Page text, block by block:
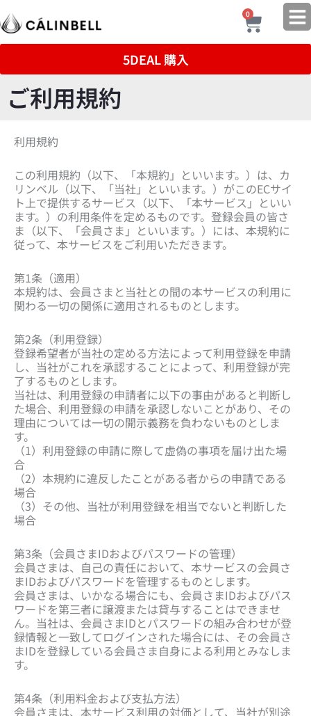
容
を
ス
ッ
0
Cart
5DEAL 購入
ご利用規約
利用規約
この利用規約（以下、「本規約」といいます。）は、カ
リンベル（以下、「当社」といいます。）がこのECサイ
ト上で提供するサービス（以下、「本サービス」といい
ます。）の利用条件を定めるものです。登録会員の皆さ
ま（以下、「会員さま」といいます。）には、本規約に
従って、本サービスをご利用いただきます。
第1条（適用）
本規約は、会員さまと当社との間の本サービスの利用に
関わる一切の関係に適用されるものとします。
第2条（利用登録）
登録希望者が当社の定める方法によって利用登録を申請
し、当社がこれを承認することによって、利用登録が完
了するものとします。
当社は、利用登録の申請者に以下の事由があると判断し
た場合、利用登録の申請を承認しないことがあり、その
理由については一切の開示義務を負わないものとしま
す。
（1）利用登録の申請に際して虚偽の事項を届け出た場
合
（2）本規約に違反したことがある者からの申請である
場合
（3）その他、当社が利用登録を相当でないと判断した
場合
第3条（会員さまIDおよびパスワードの管理）
会員さまは、自己の責任において、本サービスの会員さ
まIDおよびパスワードを管理するものとします。
会員さまは、いかなる場合にも、会員さまIDおよびパス
ワードを第三者に譲渡または貸与することはできませ
ん。当社は、会員さまIDとパスワードの組み合わせが登
録情報と一致してログインされた場合には、その会員さ
まIDを登録している会員さま自身による利用とみなしま
す。
第4条（利用料金および支払方法）
会員さまは、本サービス利用の対価として、当社が別途